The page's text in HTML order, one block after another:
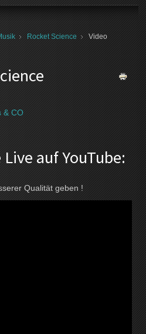
Rocket Science Video
& CO
auf YouTube:
Qualität geben !